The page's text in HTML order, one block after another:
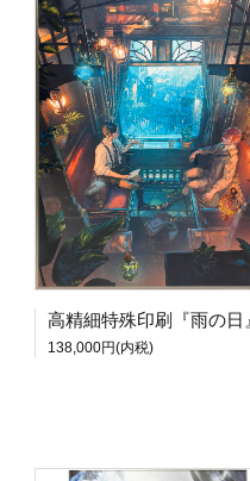
138,000円(内税)